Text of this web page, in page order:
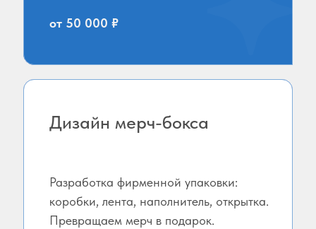
от 50 000 ₽
Разработка фирменной упаковки:
коробки, лента, наполнитель, открытка.
Превращаем мерч в подарок.
Дизайн мерч-бокса